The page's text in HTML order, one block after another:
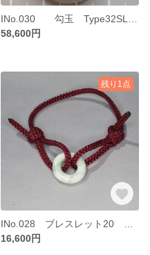
58,600円
残り1点
16,600円